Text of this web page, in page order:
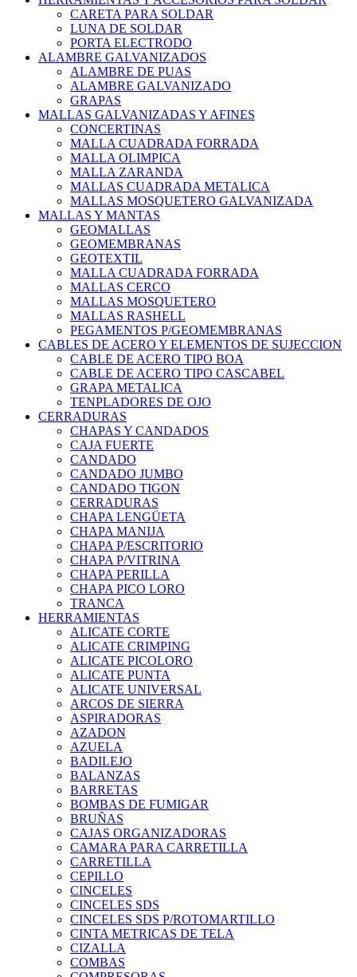
CARETA PARA SOLDAR
LUNA DE SOLDAR
PORTA ELECTRODO
ALAMBRE GALVANIZADOS
ALAMBRE DE PUAS
ALAMBRE GALVANIZADO
GRAPAS
MALLAS GALVANIZADAS Y AFINES
CONCERTINAS
MALLA CUADRADA FORRADA
MALLA OLIMPICA
MALLA ZARANDA
MALLAS CUADRADA METALICA
MALLAS MOSQUETERO GALVANIZADA
MALLAS Y MANTAS
GEOMALLAS
GEOMEMBRANAS
GEOTEXTIL
MALLA CUADRADA FORRADA
MALLAS CERCO
MALLAS MOSQUETERO
MALLAS RASHELL
PEGAMENTOS P/GEOMEMBRANAS
CABLES DE ACERO Y ELEMENTOS DE SUJECCION
CABLE DE ACERO TIPO BOA
CABLE DE ACERO TIPO CASCABEL
GRAPA METALICA
TENPLADORES DE OJO
CERRADURAS
CHAPAS Y CANDADOS
CAJA FUERTE
CANDADO
CANDADO JUMBO
CANDADO TIGON
CERRADURAS
CHAPA LENGÜETA
CHAPA MANIJA
CHAPA P/ESCRITORIO
CHAPA P/VITRINA
CHAPA PERILLA
CHAPA PICO LORO
TRANCA
HERRAMIENTAS
ALICATE CORTE
ALICATE CRIMPING
ALICATE PICOLORO
ALICATE PUNTA
ALICATE UNIVERSAL
ARCOS DE SIERRA
ASPIRADORAS
AZADON
AZUELA
BADILEJO
BALANZAS
BARRETAS
BOMBAS DE FUMIGAR
BRUÑAS
CAJAS ORGANIZADORAS
CAMARA PARA CARRETILLA
CARRETILLA
CEPILLO
CINCELES
CINCELES SDS
CINCELES SDS P/ROTOMARTILLO
CINTA METRICAS DE TELA
CIZALLA
COMBAS